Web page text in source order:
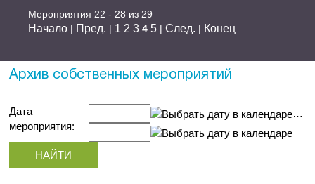
Мероприятия 22 - 28 из 29
Начало | Пред. | 1 2 3 4 5 | След. | Конец
Архив собственных мероприятий
Дата
мероприятия:
…